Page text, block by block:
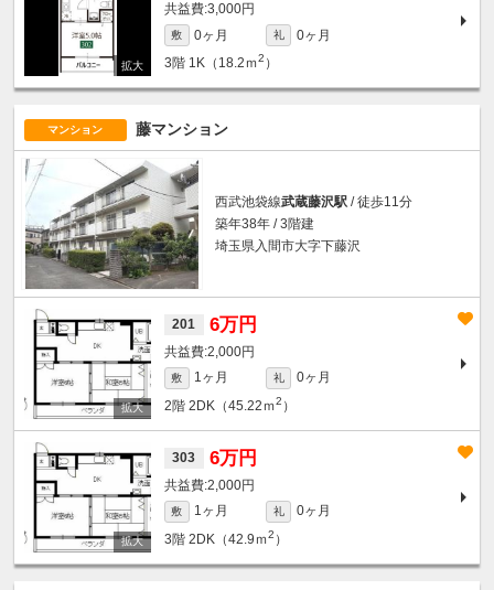
3,000円
敷 0ヶ月 礼
0ヶ月
3階 1K（18.2ｍ2 ）
マンション 藤マンション
西武池袋線武蔵藤沢駅 / 徒歩11分
築年38年 / 3階建
埼玉県入間市大字下藤沢
201 6万円
2,000円
敷 1ヶ月 礼
0ヶ月
2階 2DK（45.22ｍ2 ）
303 6万円
2,000円
敷 1ヶ月 礼
0ヶ月
3階 2DK（42.9ｍ2 ）